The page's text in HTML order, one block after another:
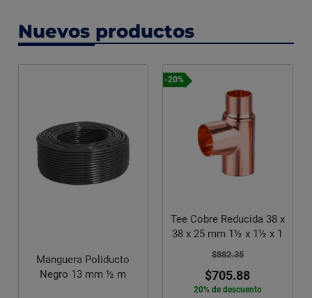
Nuevos productos
Manguera Poliducto
Negro 13 mm ½ m
-20%
Tee Cobre Reducida 38 x
38 x 25 mm 1½ x 1½ x 1
$882.35
$705.88
20% de descuento